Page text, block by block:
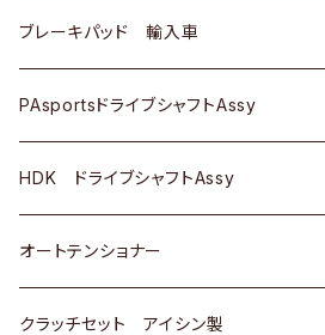
三菱
スバル
ＢＥＮＺ
三菱
スバル
マツダ
三菱
スバル
ダイハツ
マツダ
三菱
スバル
日産
ダイハツ
マツダ
三菱
スバル
日産
ダイハツ
マツダ
三菱
スバル
ホンダ
スズキ
日産
いすゞ
ダイハツ
ＡＵＤＩ
ＢＥＮＺ
ＢＭＷ
GOLF
ＷＡＧＥＮ
ブレーキパッド 輸入車
ＢＥＮＺ
ＢＭＷ
ＷＡＧＥＮ
ＶＯＬＶＯ
PAsportsドライブシャフトAssy
トヨタ
ホンダ
スズキ
HDK ドライブシャフトAssy
スズキ
ダイハツ
オートテンショナー
トヨタ
クラッチセット アイシン製